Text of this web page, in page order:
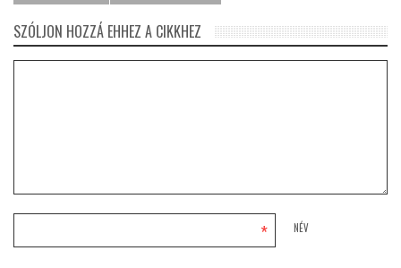
SZÓLJON HOZZÁ EHHEZ A CIKKHEZ
NÉV
*